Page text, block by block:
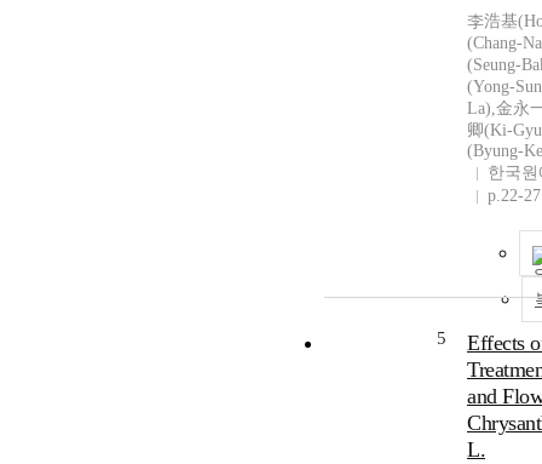
李浩基
(Chang-
(Seung-
(Yong-
La),金永
卿(Ki-
(Byung-
한국
p.22-27
5
Effects
and
L.